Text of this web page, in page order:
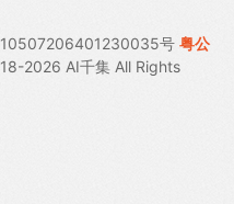
项目。这种焦虑是可以理解
号 粤公
2026 AI千集 All Rights